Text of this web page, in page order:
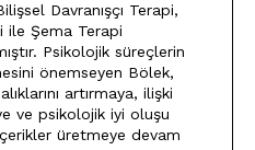
Davranışçı Terapi,
ile Şema Terapi
Psikolojik süreçlerin
önemseyen Bölek,
artırmaya, ilişki
ve psikolojik iyi oluşu
üretmeye devam